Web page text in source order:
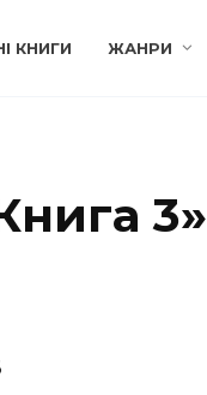
КНИГИ ЖАНРИ
3»